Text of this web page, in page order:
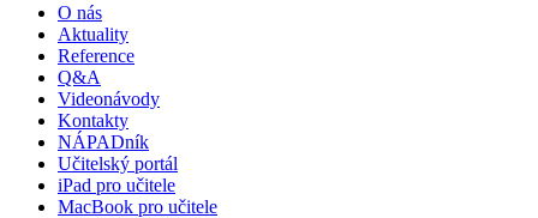
O nás
Aktuality
Reference
Q&A
Videonávody
Kontakty
NÁPADník
Učitelský portál
iPad pro učitele
MacBook pro učitele